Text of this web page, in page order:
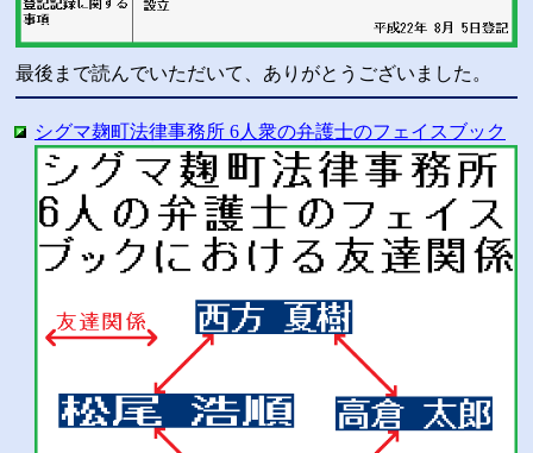
最後まで読んでいただいて、ありがとうございました。
シグマ麹町法律事務所 6人衆の弁護士のフェイスブック